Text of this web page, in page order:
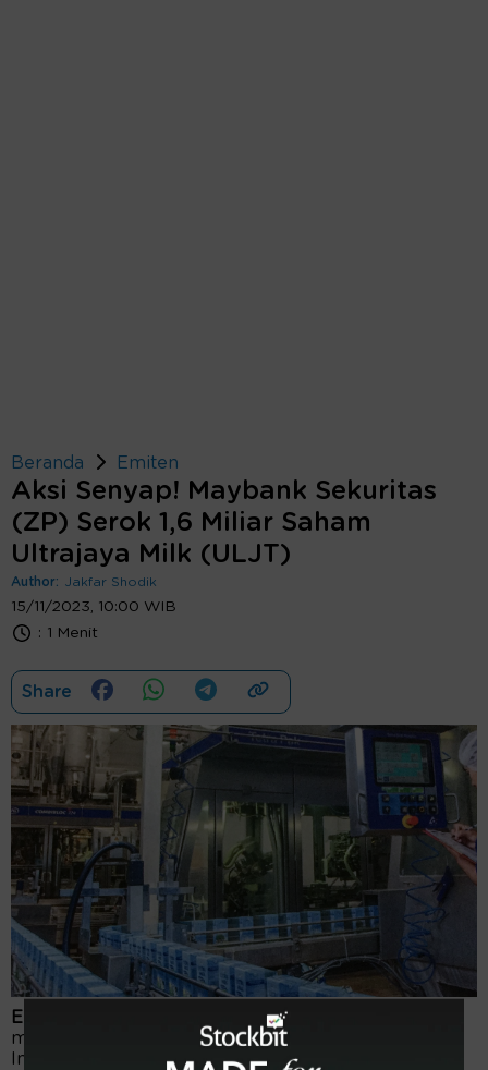
Beranda Emiten
Aksi Senyap! Maybank Sekuritas
(ZP) Serok 1,6 Miliar Saham
Ultrajaya Milk (ULJT)
Author: Jakfar Shodik
15/11/2023, 10:00 WIB
: 1 Menit
Share
EmitenNews.com -
Maybank Sekuritas Indonesia
mengempit di atas 5 persen saham Ultrajaya Milk
Industry & Trading Company (ULTJ). Itu setelah satu